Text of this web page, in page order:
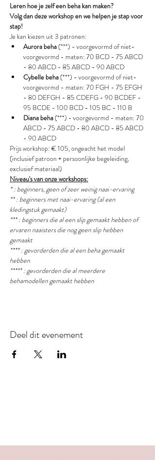
Leren hoe je zelf een beha kan maken?
Volg dan deze workshop en we helpen je stap voor
stap!
Je kan kiezen uit 3 patronen:
Aurora beha (***) - voorgevormd of niet-
voorgevormd - maten: 70 BCD - 75 ABCD
- 80 ABCD - 85 ABCD - 90 ABCD
Cybelle beha (***) - voorgevormd of niet-
voorgevormd - maten: 70 FGH - 75 EFGH
- 80 DEFGH - 85 CDEFG - 90 BCDEF -
95 BCDE - 100 BCD - 105 BC - 110 B
Diana beha (***) - voorgevormd - maten: 70
ABCD - 75 ABCD - 80 ABCD - 85 ABCD
- 90 ABCD
Prijs workshop: € 105, ongeacht het model
(inclusief patroon + persoonlijke begeleiding,
exclusief materiaal)
Niveau's van onze workshops:
* : beginners, geen of zeer weinig naai-ervaring
** : beginners met naai-ervaring (al een
kledingstuk gemaakt)
*** : beginners die al een slip gemaakt hebben of
ervaren naaisters die nog geen slip hebben
gemaakt
**** : gevorderden die al een beha gemaakt
hebben
***** : gevorderden die al meerdere
behamodellen gemaakt hebben
Deel dit evenement